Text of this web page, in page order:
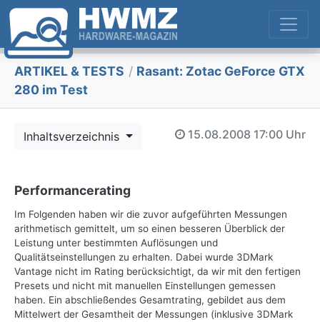
ARTIKEL & TESTS / Rasant: Zotac GeForce GTX
280 im Test
Inhaltsverzeichnis 15.08.2008 17:00 Uhr
Performancerating
Im Folgenden haben wir die zuvor aufgeführten Messungen
arithmetisch gemittelt, um so einen besseren Überblick der
Leistung unter bestimmten Auflösungen und
Qualitätseinstellungen zu erhalten. Dabei wurde 3DMark
Vantage nicht im Rating berücksichtigt, da wir mit den fertigen
Presets und nicht mit manuellen Einstellungen gemessen
haben. Ein abschließendes Gesamtrating, gebildet aus dem
Mittelwert der Gesamtheit der Messungen (inklusive 3DMark